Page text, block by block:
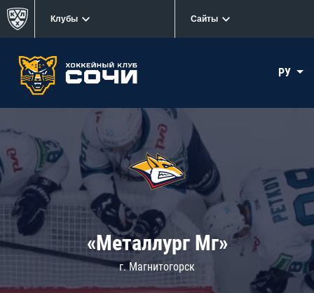
Клубы Сайты
РУ
«Металлург Мг»
г. Магнитогорск